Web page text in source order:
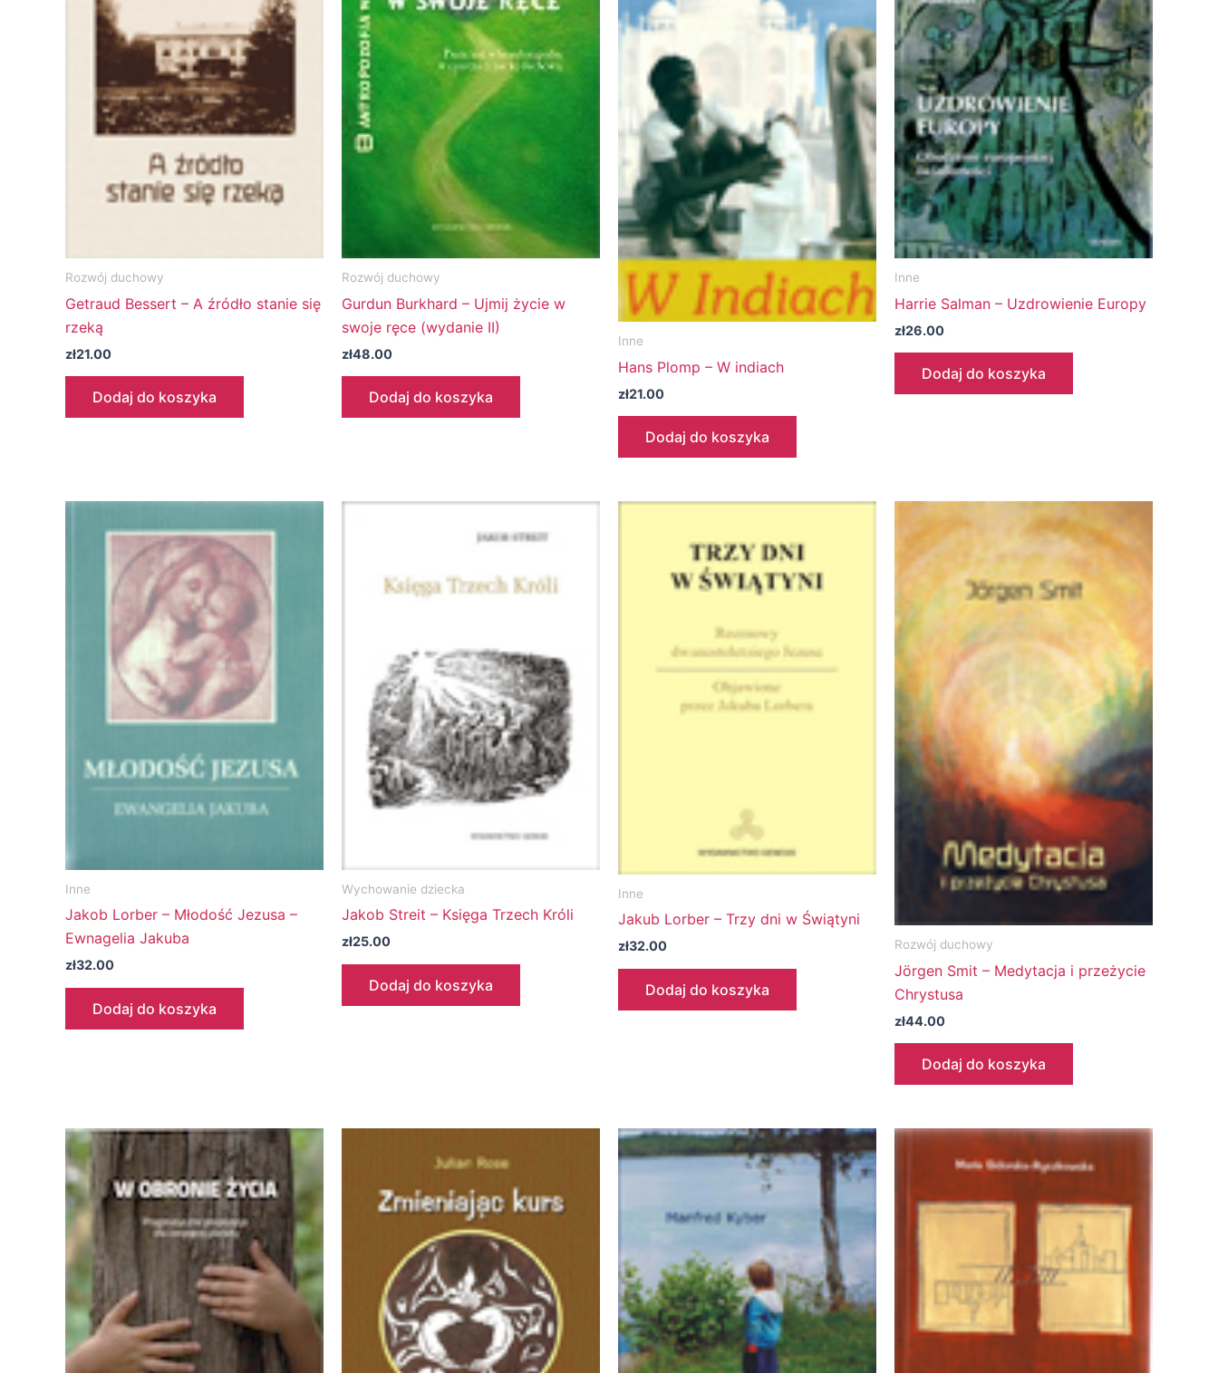
Rozwój duchowy
Getraud Bessert – A źródło stanie się
rzeką
zł21.00
Dodaj do koszyka
Rozwój duchowy
Gurdun Burkhard – Ujmij życie w
swoje ręce (wydanie II)
zł48.00
Dodaj do koszyka
Inne
Hans Plomp – W indiach
zł21.00
Dodaj do koszyka
Inne
Harrie Salman – Uzdrowienie Europy
zł26.00
Dodaj do koszyka
Inne
Jakob Lorber – Młodość Jezusa –
Ewnagelia Jakuba
zł32.00
Dodaj do koszyka
Wychowanie dziecka
Jakob Streit – Księga Trzech Króli
zł25.00
Dodaj do koszyka
Inne
Jakub Lorber – Trzy dni w Świątyni
zł32.00
Dodaj do koszyka
Rozwój duchowy
Jörgen Smit – Medytacja i przeżycie
Chrystusa
zł44.00
Dodaj do koszyka